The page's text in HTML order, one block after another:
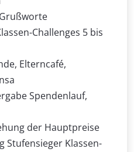
Challenges 5 bis
Elterncafé,
Spendenlauf,
der Hauptpreise
Klassen-